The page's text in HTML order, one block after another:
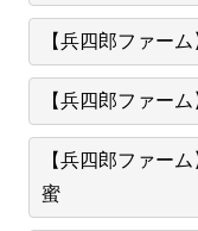
【兵四郎ファー
【兵四郎ファー
【兵四郎ファー
蜜